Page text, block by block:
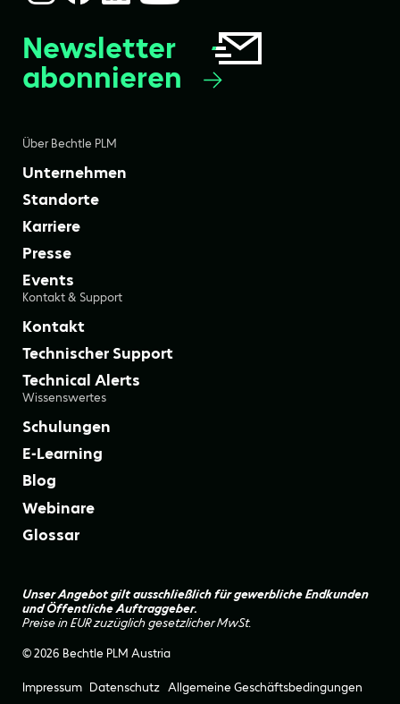
Über Bechtle PLM
Unternehmen
Standorte
Karriere
Presse
Events
Kontakt & Support
Kontakt
Technischer Support
Technical Alerts
Wissenswertes
Schulungen
E-Learning
Blog
Webinare
Glossar
Newsletter
abonnieren
Unser Angebot gilt ausschließlich für gewerbliche Endkunden
und Öffentliche Auftraggeber.
Preise in EUR zuzüglich gesetzlicher MwSt.
© 2026 Bechtle PLM Austria
Impressum Datenschutz Allgemeine Geschäftsbedingungen